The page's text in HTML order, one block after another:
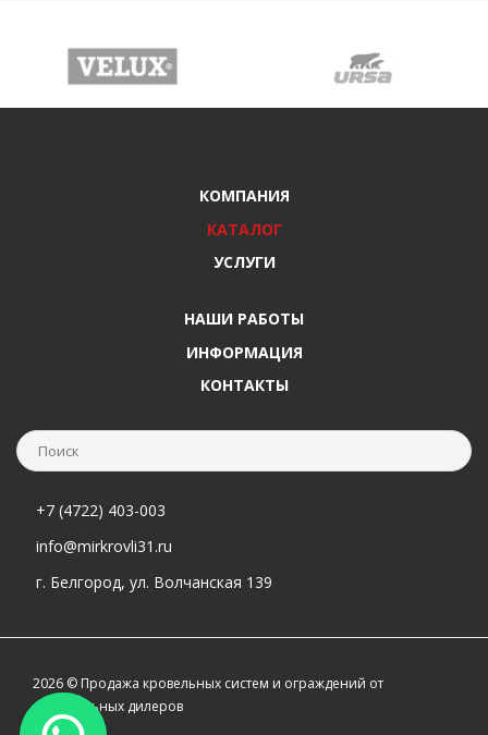
КОМПАНИЯ
КАТАЛОГ
УСЛУГИ
НАШИ РАБОТЫ
ИНФОРМАЦИЯ
КОНТАКТЫ
+7 (4722) 403-003
info@mirkrovli31.ru
г. Белгород, ул. Волчанская 139
2026 © Продажа кровельных систем и ограждений от
официальных дилеров